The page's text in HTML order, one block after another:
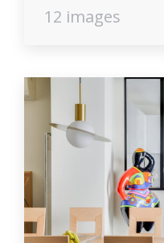
12 images